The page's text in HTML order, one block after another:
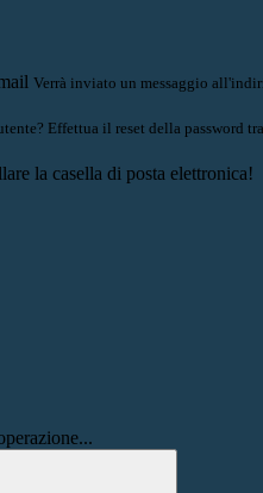
Verrà inviato un messaggio
Effettua il reset della password
la casella di posta elettronica!